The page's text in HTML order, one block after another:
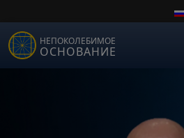
НЕПОКОЛЕБИМОЕ
ОСНОВАНИЕ